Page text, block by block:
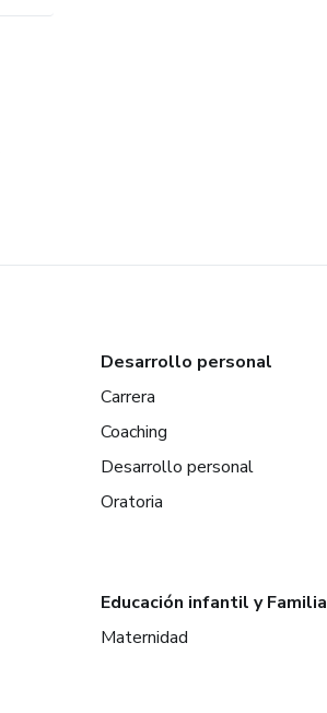
Desarrollo personal
Carrera
Coaching
Desarrollo personal
Oratoria
Educación infantil y Familia
Maternidad